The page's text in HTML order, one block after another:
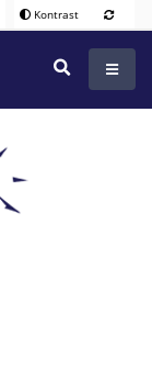
Kontrast